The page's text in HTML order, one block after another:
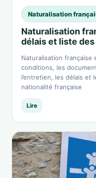
Naturalisation
Naturalisation
délais et liste
Naturalisation française
conditions, les
l’entretien, les délais et
nationalité française
Lire